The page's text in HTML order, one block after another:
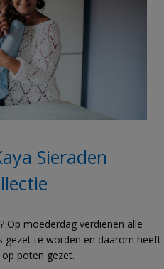
Sieraden
Op moederdag verdienen alle
gezet te worden en daarom heeft
op poten gezet.